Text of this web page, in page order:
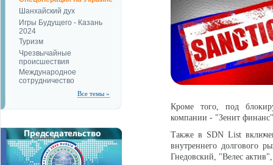
Шанхайский дух
Игры Будущего - Казань
2024
Туризм
Чрезвычайные
происшествия
Международное
сотрудничество
Все темы »
Кроме того, под
компании - "Зенит
Также в SDN List
внутреннего долгового
Гнедовский, "Велес